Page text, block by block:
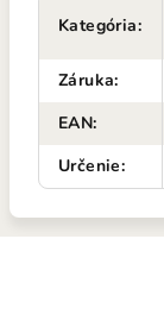
Kategória:
Záruka:
EAN:
Určenie: